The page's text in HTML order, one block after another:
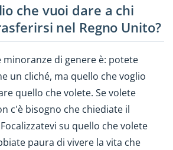
che vuoi dare a chi
nel Regno Unito?
minoranze di genere è: potete
un cliché, ma quello che voglio
quello che volete. Se volete
c'è bisogno che chiediate il
su quello che volete
paura di vivere la vita che